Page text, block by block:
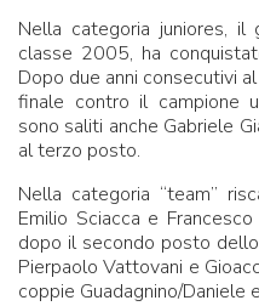
Nella categoria juniores, il
classe 2005, ha
Dopo due anni consecutivi
finale contro il campione
sono saliti anche Gabriele
al terzo posto.
Nella categoria “team”
Emilio Sciacca e
dopo il secondo posto
Pierpaolo Vattovani e
coppie Guadagnino/Daniele